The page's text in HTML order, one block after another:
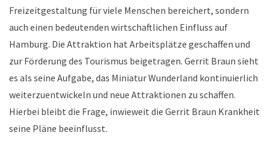
Freizeitgestaltung für viele Menschen bereichert, sondern
auch einen bedeutenden wirtschaftlichen Einfluss auf
Hamburg. Die Attraktion hat Arbeitsplätze geschaffen und
zur Förderung des Tourismus beigetragen. Gerrit Braun sieht
es als seine Aufgabe, das Miniatur Wunderland kontinuierlich
weiterzuentwickeln und neue Attraktionen zu schaffen.
Hierbei bleibt die Frage, inwieweit die Gerrit Braun Krankheit
seine Pläne beeinflusst.